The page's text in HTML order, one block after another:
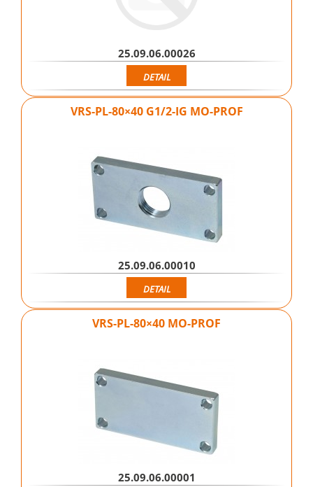
25.09.06.00026
DETAIL
VRS-PL-80×40 G1/2-IG MO-PROF
25.09.06.00010
DETAIL
VRS-PL-80×40 MO-PROF
25.09.06.00001